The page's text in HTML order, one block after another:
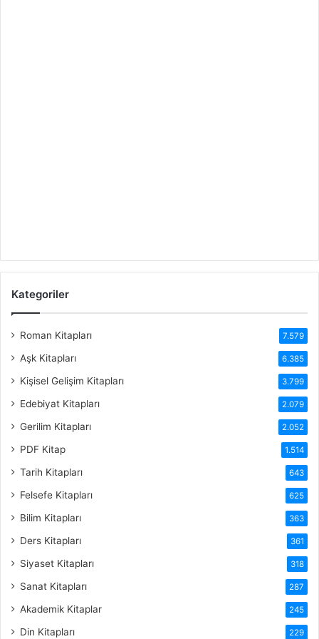
Kategoriler
Roman Kitapları 7.579
Aşk Kitapları 6.385
Kişisel Gelişim Kitapları 3.799
Edebiyat Kitapları 2.079
Gerilim Kitapları 2.052
PDF Kitap 1.514
Tarih Kitapları 643
Felsefe Kitapları 625
Bilim Kitapları 363
Ders Kitapları 361
Siyaset Kitapları 318
Sanat Kitapları 287
Akademik Kitaplar 245
Din Kitapları 229